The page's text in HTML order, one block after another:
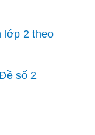
lớp 2 theo
số 2